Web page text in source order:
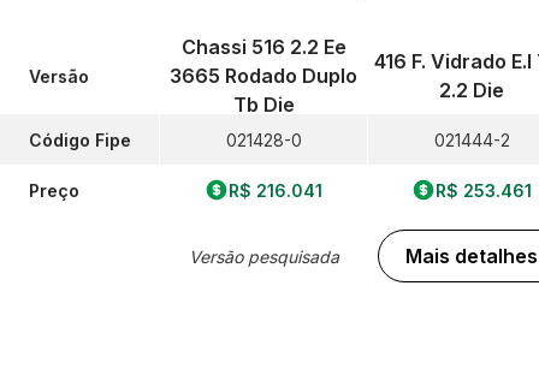
Versão
Código Fipe
Preço
Chassi 516 2.2 Ee
3665 Rodado Duplo
Tb Die
021428-0
R$ 216.041
Versão pesquisada
416 F. Vidrado E.l
2.2 Die
021444-2
R$ 253.461
Mais detalhes